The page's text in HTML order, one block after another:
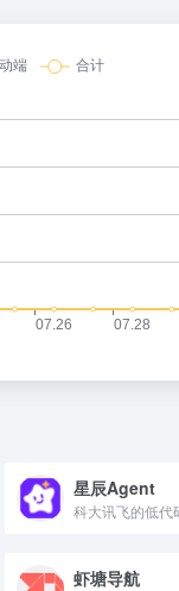
星辰Agent
虾塘导航